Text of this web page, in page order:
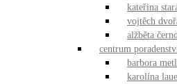
kateřina
vojtěch
alžběta
centrum
barbora
karolína